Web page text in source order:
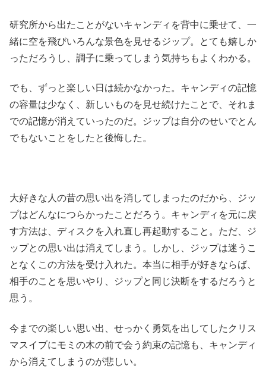
研究所から出たことがないキャンディを背中に乗せて、一
緒に空を飛びいろんな景色を見せるジップ。とても嬉しか
っただろうし、調子に乗ってしまう気持ちもよくわかる。
でも、ずっと楽しい日は続かなかった。キャンディの記憶
の容量は少なく、新しいものを見せ続けたことで、それま
での記憶が消えていったのだ。ジップは自分のせいでとん
でもないことをしたと後悔した。
大好きな人の昔の思い出を消してしまったのだから、ジッ
プはどんなにつらかったことだろう。キャンディを元に戻
す方法は、ディスクを入れ直し再起動すること。ただ、ジ
ップとの思い出は消えてしまう。しかし、ジップは迷うこ
となくこの方法を受け入れた。本当に相手が好きならば、
相手のことを思いやり、ジップと同じ決断をするだろうと
思う。
今までの楽しい思い出、せっかく勇気を出してしたクリス
マスイブにモミの木の前で会う約束の記憶も、キャンディ
から消えてしまうのが悲しい。